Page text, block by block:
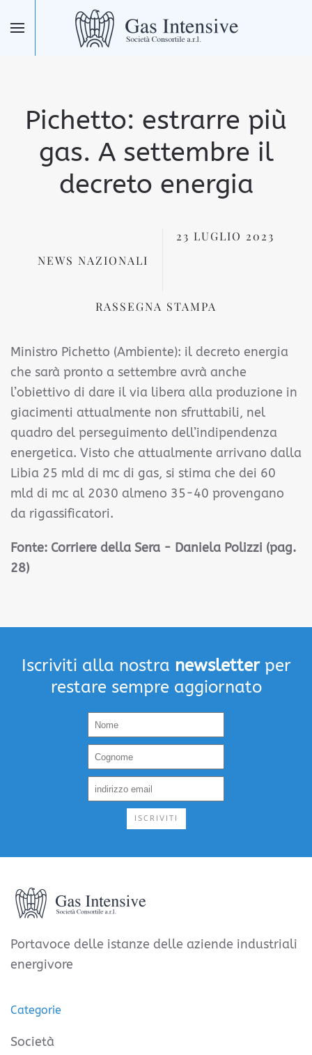
Skip to main content
Pichetto: estrarre più
gas. A settembre il
decreto energia
NEWS NAZIONALI
23 LUGLIO 2023
RASSEGNA STAMPA
Ministro Pichetto (Ambiente): il decreto energia
che sarà pronto a settembre avrà anche
l’obiettivo di dare il via libera alla produzione in
giacimenti attualmente non sfruttabili, nel
quadro del perseguimento dell’indipendenza
energetica. Visto che attualmente arrivano dalla
Libia 25 mld di mc di gas, si stima che dei 60
mld di mc al 2030 almeno 35-40 provengano
da rigassificatori.
Fonte: Corriere della Sera - Daniela Polizzi (pag.
28)
Iscriviti alla nostra newsletterper
restare sempre aggiornato
ISCRIVITI
Portavoce delle istanze delle aziende industriali
energivore
Categorie
Società